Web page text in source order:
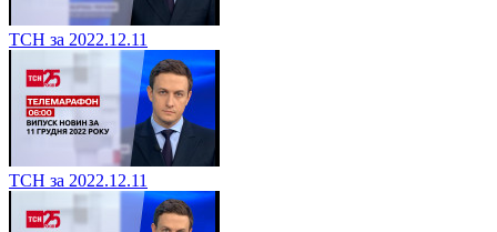
ТСН за 2022.12.11
ТСН за 2022.12.11